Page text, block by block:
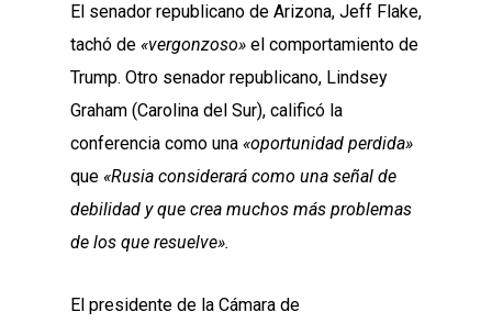
El senador republicano de Arizona, Jeff Flake,
tachó de «vergonzoso» el comportamiento de
Trump. Otro senador republicano, Lindsey
Graham (Carolina del Sur), calificó la
conferencia como una «oportunidad perdida»
que «Rusia considerará como una señal de
debilidad y que crea muchos más problemas
de los que resuelve».
El presidente de la Cámara de